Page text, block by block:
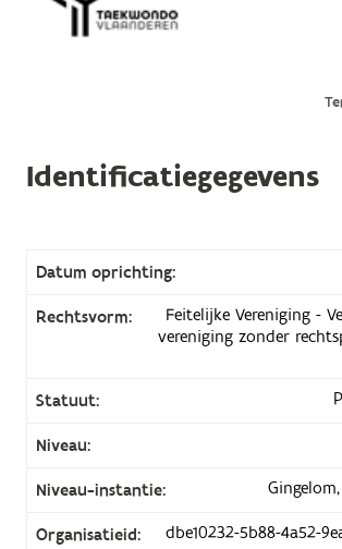
Identificatiegegevens
Datum oprichting:
Rechtsvorm:
Feitelijke Vereniging -
vereniging zonder
Statuut:
Niveau:
Niveau-instantie:
Organisatieid: dbe10232-5b88-4a52-